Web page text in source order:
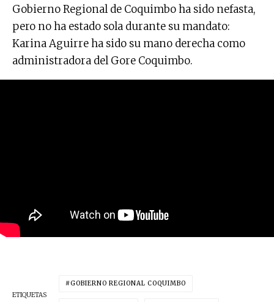
Gobierno Regional de Coquimbo ha sido nefasta,
pero no ha estado sola durante su mandato:
Karina Aguirre ha sido su mano derecha como
administradora del Gore Coquimbo.
ETIQUETAS
GOBIERNO REGIONAL COQUIMBO